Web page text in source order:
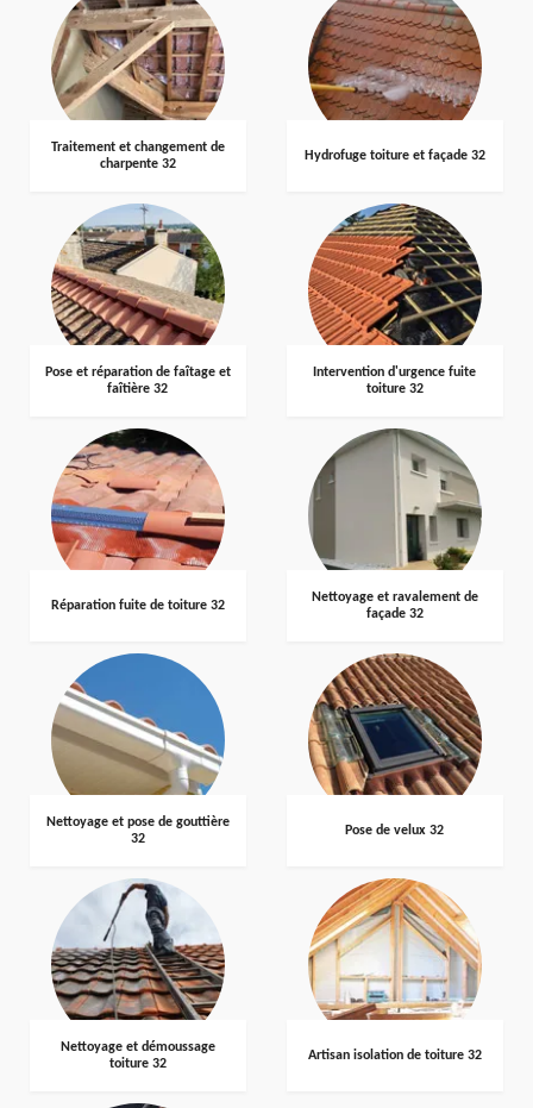
Traitement et changement de
charpente 32
Hydrofuge toiture et façade 32
Pose et réparation de faîtage et
faîtière 32
Intervention d'urgence fuite
toiture 32
Réparation fuite de toiture 32
Nettoyage et ravalement de
façade 32
Nettoyage et pose de gouttière
32
Pose de velux 32
Nettoyage et démoussage
toiture 32
Artisan isolation de toiture 32